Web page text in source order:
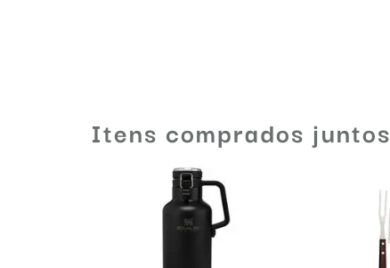
Itens comprados juntos